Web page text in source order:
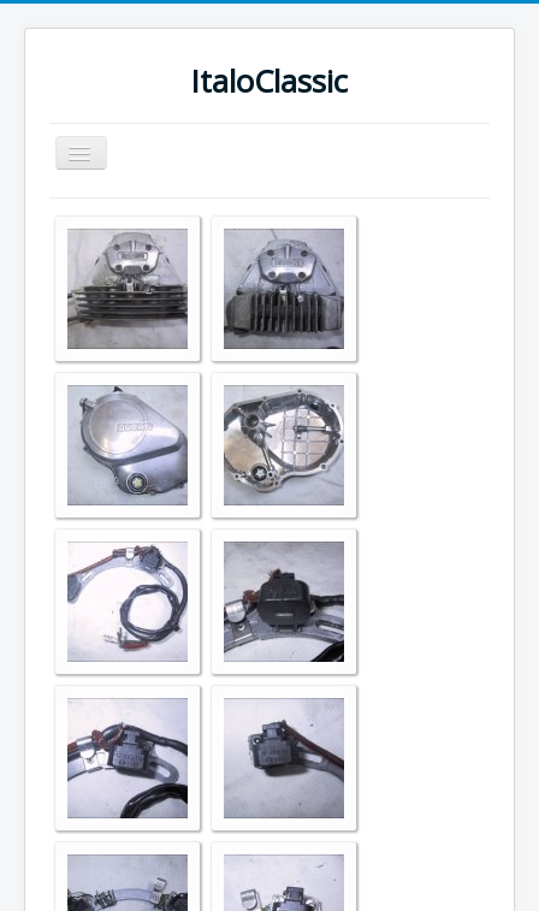
ItaloClassic
Navigation
an/aus
Ducati Teile
Datenschutz
Impressum